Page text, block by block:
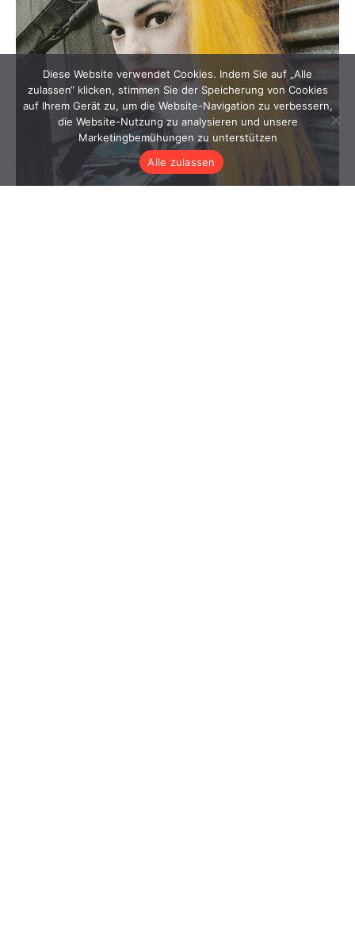
Diese Website verwendet Cookies. Indem Sie auf „Alle
zulassen“ klicken, stimmen Sie der Speicherung von Cookies
auf Ihrem Gerät zu, um die Website-Navigation zu verbessern,
die Website-Nutzung zu analysieren und unsere
Marketingbemühungen zu unterstützen
Alle zulassen